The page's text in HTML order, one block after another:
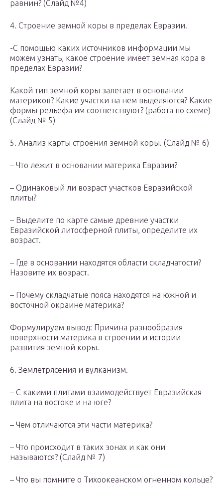
равнин? (Слайд №4)
4. Строение земной коры в пределах Евразии.
-С помощью каких источников информации мы
можем узнать, какое строение имеет земная кора в
пределах Евразии?
Какой тип земной коры залегает в основании
материков? Какие участки на нем выделяются? Какие
формы рельефа им соответствуют? (работа по схеме)
(Слайд № 5)
5. Анализ карты строения земной коры. (Слайд № 6)
– Что лежит в основании материка Евразии?
– Одинаковый ли возраст участков Евразийской
плиты?
– Выделите по карте самые древние участки
Евразийской литосферной плиты, определите их
возраст.
– Где в основании находятся области складчатости?
Назовите их возраст.
– Почему складчатые пояса находятся на южной и
восточной окраине материка?
Формулируем вывод: Причина разнообразия
поверхности материка в строении и истории
развития земной коры.
6. Землетрясения и вулканизм.
– С какими плитами взаимодействует Евразийская
плита на востоке и на юге?
– Чем отличаются эти части материка?
– Что происходит в таких зонах и как они
называются? (Слайд № 7)
– Что вы помните о Тихоокеанском огненном кольце?